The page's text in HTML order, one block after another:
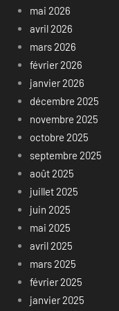
mai 2026
avril 2026
mars 2026
février 2026
janvier 2026
décembre 2025
novembre 2025
octobre 2025
septembre 2025
août 2025
juillet 2025
juin 2025
mai 2025
avril 2025
mars 2025
février 2025
janvier 2025